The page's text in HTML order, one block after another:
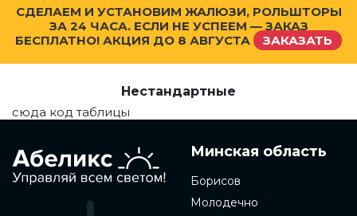
СДЕЛАЕМ И УСТАНОВИМ ЖАЛЮЗИ, РОЛЬШТОРЫ
ЗА 24 ЧАСА. ЕСЛИ НЕ УСПЕЕМ — ЗАКАЗ
БЕСПЛАТНО! АКЦИЯ ДО 8 АВГУСТА ЗАКАЗАТЬ
Нестандартные
сюда код таблицы
Минская область
Борисов
Молодечно